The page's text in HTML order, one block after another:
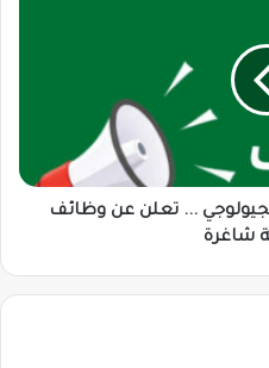
... تعلن عن وظائف
شاغرة